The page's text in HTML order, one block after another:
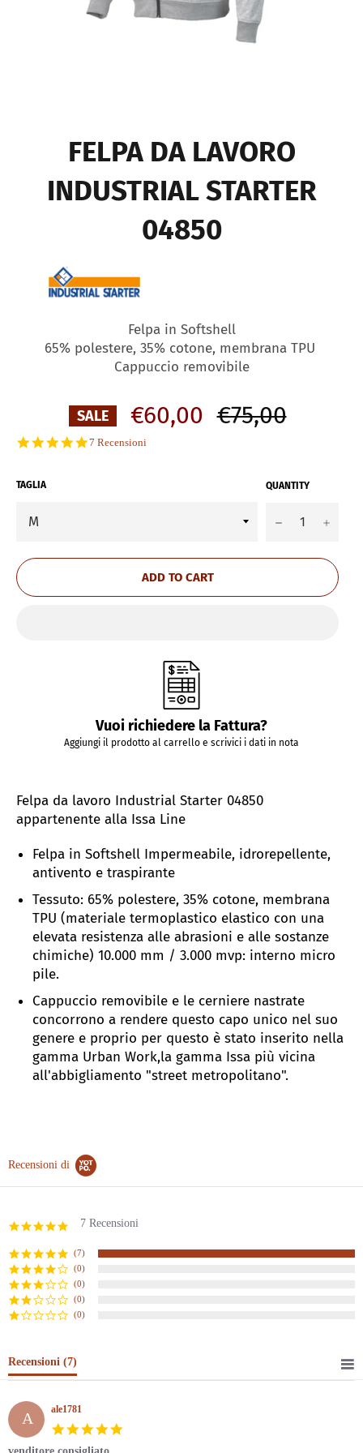
FELPA DA LAVORO
INDUSTRIAL STARTER
04850
Felpa in Softshell
65% polestere, 35% cotone, membrana TPU
Cappuccio removibile
SALE €60,00 Regular
price
€75,00
5.0
7 Recensioni
TAGLIA QUANTITY
− +
ADD TO CART
Vuoi richiedere la Fattura?
Aggiungi il prodotto al carrello e scrivici i dati in nota
Felpa da lavoro Industrial Starter 04850
appartenente alla Issa Line
Felpa in Softshell Impermeabile, idrorepellente,
antivento e traspirante
Tessuto: 65% polestere, 35% cotone, membrana
TPU (materiale termoplastico elastico con una
elevata resistenza alle abrasioni e alle sostanze
chimiche) 10.000 mm / 3.000 mvp: interno micro
pile.
Cappuccio removibile e le cerniere nastrate
concorrono a rendere questo capo unico nel suo
genere e proprio per questo è stato inserito nella
gamma Urban Work,la gamma Issa più vicina
all'abbigliamento "street metropolitano".
Recensioni di
5.0
rating
7 Recensioni
(7)
(0)
(0)
(0)
(0)
Recensioni (7)
A ale1781